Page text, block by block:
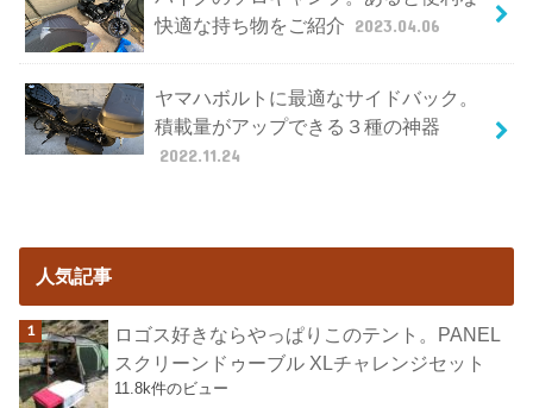
快適な持ち物をご紹介 2023.04.06
ヤマハボルトに最適なサイドバック。
積載量がアップできる３種の神器
2022.11.24
人気記事
ロゴス好きならやっぱりこのテント。PANEL
スクリーンドゥーブル XLチャレンジセット
11.8k件のビュー